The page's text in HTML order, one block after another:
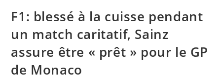
F1: blessé à la cuisse pendant
un match caritatif, Sainz
assure être « prêt » pour le GP
de Monaco